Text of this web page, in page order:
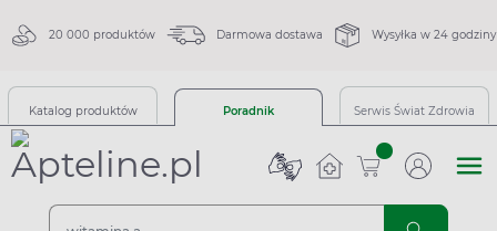
20 000 produktów Darmowa dostawa Wysyłka w 24 godziny
Katalog produktów Poradnik Serwis Świat Zdrowia
sztuk